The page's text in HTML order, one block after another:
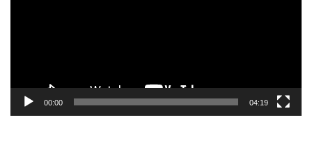
00:00 04:19